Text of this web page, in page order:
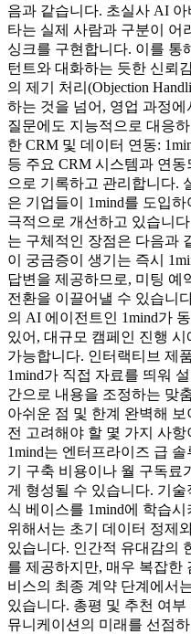
음과 같습니다. 초실사 AI 아
타는 실제 사람과 구분이 어
싱크를 구현합니다. 이를 통
턴트와 대화하는 듯한 신뢰
의 제기 처리(Objection
하는 것을 넘어, 영업 과정
질문에도 지능적으로 대응
한 CRM 및 데이터 연동:
등 주요 CRM 시스템과 연
으로 기록하고 관리합니다.
은 기업들이 1mind를 도입
극적으로 개선하고 있습니
는 구체적인 장점은 다음과
이 궁금증이 생기는 즉시
답변을 제공하므로, 미팅 예
전환을 이끌어낼 수 있습니
의 AI 에이전트인 1mind가
있어, 대규모 캠페인 진행 시
가능합니다. 인터랙티브 제
1mind가 직접 자료를 띄워
간으로 내용을 조정하는 맞
아쉬운 점 및 한계 완벽해
전 고려해야 할 몇 가지 사
1mind는 엔터프라이즈 급
기 구축 비용이나 월 구독료
게 형성될 수 있습니다. 기술
식 베이스를 1mind에 학습
위해서는 초기 데이터 정제
있습니다. 인간적 유대감의
를 제공하지만, 매우 복잡한
비스의 최종 계약 단계에서
있습니다. 총평 및 추천 여
뮤니케이션의 미래를 선점